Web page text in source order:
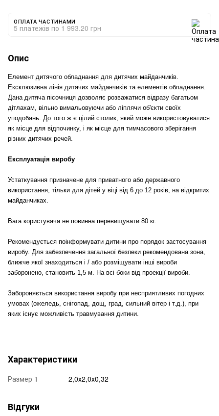
ОПЛАТА ЧАСТИНАМИ
5 платежів по 1 993.20 грн
Опис
Елемент дитячого обладнання для дитячих майданчиків.
Ексклюзивна лінія дитячих майданчиків та елементів обладнання.
Дана дитяча пісочниця дозволяє розважатися відразу багатьом
дітлахам, вільно вимальовуючи або ліплячи об'єкти своїх
уподобань. До того ж є цілий столик, який може використовуватися
як місце для відпочинку, і як місце для тимчасового зберігання
різних дитячих речей.
Експлуатація виробу
Устаткування призначене для приватного або державного
використання, тільки для дітей у віці від 6 до 12 років, на відкритих
майданчиках.
Вага користувача не повинна перевищувати 80 кг.
Рекомендується поінформувати дитини про порядок застосування
виробу. Для забезпечення загальної безпеки рекомендована зона,
ближче якої знаходиться і / або розміщувати інші вироби
заборонено, становить 1,5 м. На всі боки від проекції вироби.
Забороняється використання виробу при несприятливих погодних
умовах (ожеледь, снігопад, дощ, град, сильний вітер і т.д.), при
яких існує можливість травмування дитини.
Характеристики
Размер 1 2,0х2,0х0,32
Відгуки